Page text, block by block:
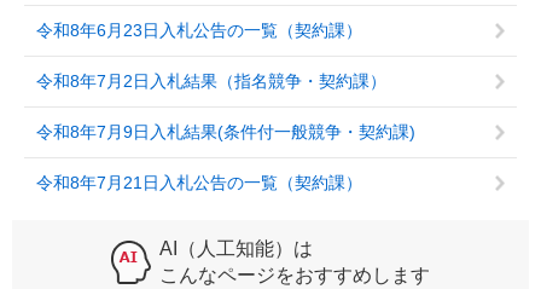
令和8年6月23日入札公告の一覧（契約課）
令和8年7月2日入札結果（指名競争・契約課）
令和8年7月9日入札結果(条件付一般競争・契約課)
令和8年7月21日入札公告の一覧（契約課）
AI（人工知能）は
こんなページをおすすめします